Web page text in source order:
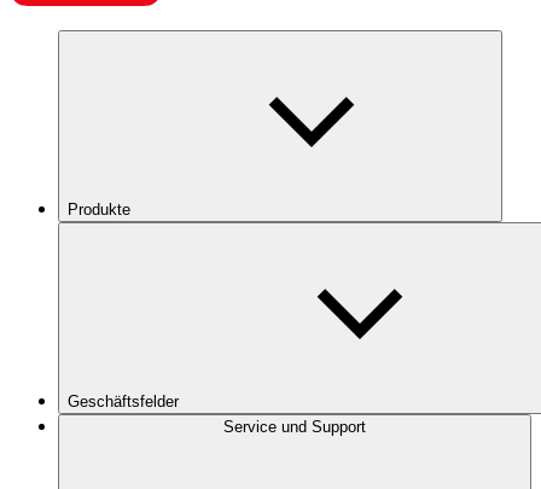
Produkte
Geschäftsfelder
Service und Support